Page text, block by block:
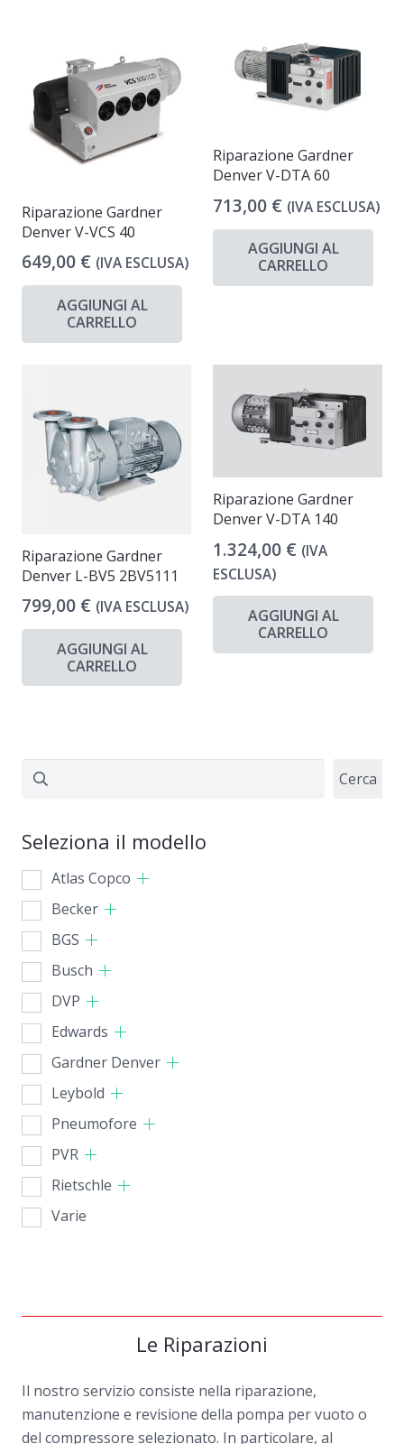
Riparazione Gardner
Denver V-VCS 40
649,00 € (IVA ESCLUSA)
AGGIUNGI AL
CARRELLO
Riparazione Gardner
Denver V-DTA 60
713,00 € (IVA ESCLUSA)
AGGIUNGI AL
CARRELLO
Riparazione Gardner
Denver L-BV5 2BV5111
799,00 € (IVA ESCLUSA)
AGGIUNGI AL
CARRELLO
Riparazione Gardner
Denver V-DTA 140
1.324,00 € (IVA
ESCLUSA)
AGGIUNGI AL
CARRELLO
Cerca Cerca
Seleziona il modello
Atlas Copco
Becker
BGS
Busch
DVP
Edwards
Gardner Denver
Leybold
Pneumofore
PVR
Rietschle
Varie
Le Riparazioni
Il nostro servizio consiste nella riparazione,
manutenzione e revisione della pompa per vuoto o
del compressore selezionato. In particolare, al